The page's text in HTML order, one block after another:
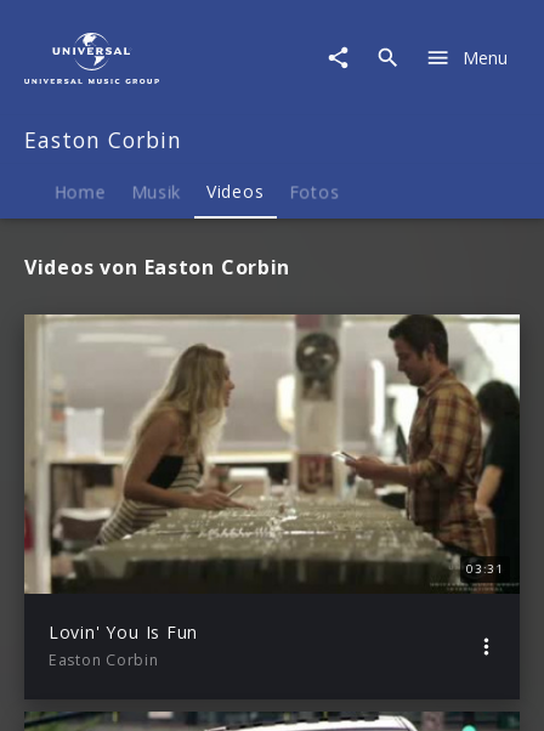
Videos
Menu
Easton Corbin
Home Musik Videos Fotos
Videos von Easton Corbin
03:31
Lovin' You Is Fun
Easton Corbin